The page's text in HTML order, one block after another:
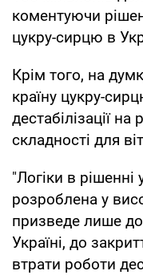
коментуючи
цукру-сирцю в
Крім того, на
країну цукру-
дестабілізації
складності для
"Логіки в рішенні
розроблена у
призведе лише
Україні, до
втрати роботи